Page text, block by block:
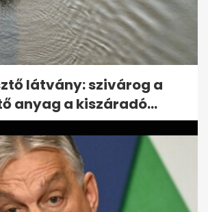
felvétel: Kubatov
mire ment el a
látvány: szivárog a
anyag a kiszáradó...